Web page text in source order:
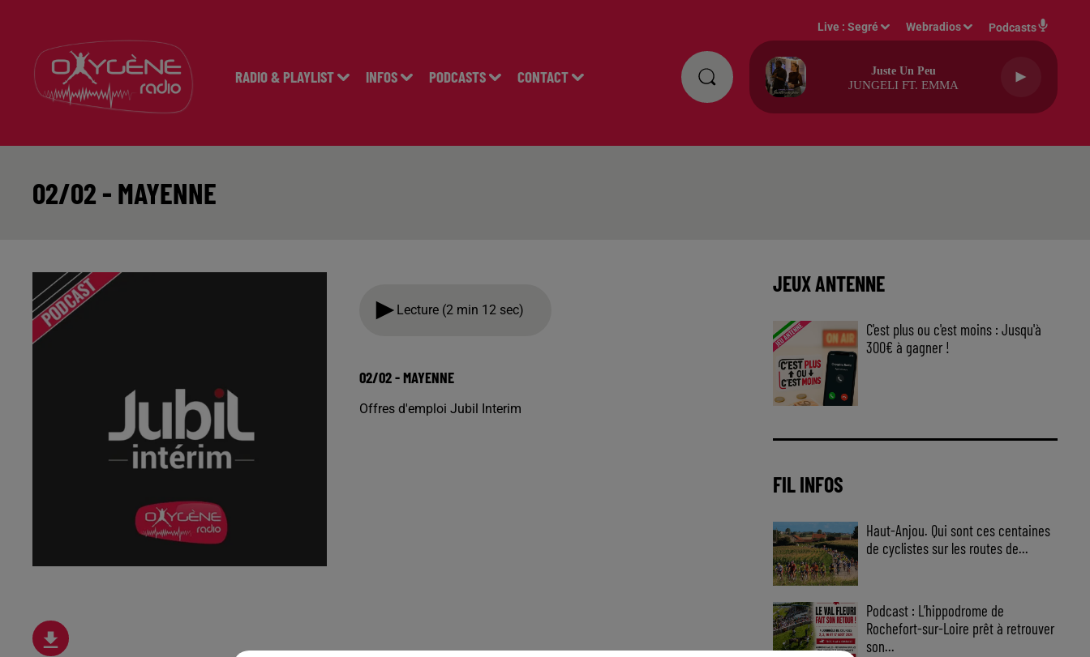
RADIO & PLAYLIST INFOS PODCASTS CONTACT
Live :Segré Webradios Podcasts
Juste Un Peu
JUNGELI FT. EMMA
02/02 - MAYENNE
Lecture (2 min 12 sec)
02/02 - MAYENNE
Offres d'emploi Jubil Interim
JEUX ANTENNE
C'est plus ou c'est moins : Jusqu'à
300€ à gagner !
FIL INFOS
Haut-Anjou. Qui sont ces centaines
de cyclistes sur les routes de...
Podcast : L’hippodrome de
Rochefort-sur-Loire prêt à retrouver
son...